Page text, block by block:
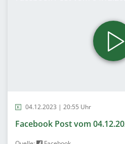
04.12.2023 | 20:55 Uhr
Facebook Post vom